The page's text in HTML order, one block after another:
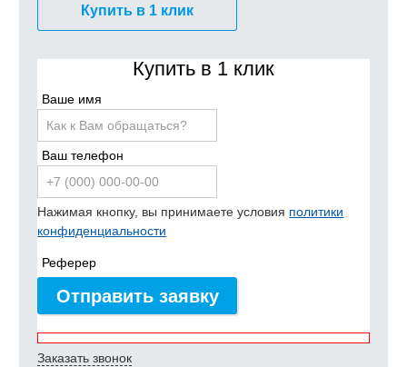
Купить в 1 клик
Купить в 1 клик
Ваше имя
Ваш телефон
Нажимая кнопку, вы принимаете условия политики
конфиденциальности
Реферер
Отправить заявку
Заказать звонок